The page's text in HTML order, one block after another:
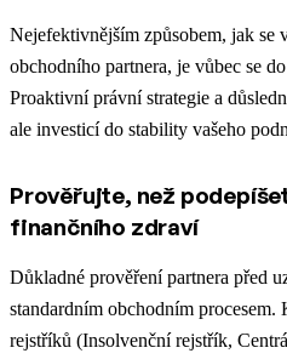
Nejefektivnějším způsobem, jak se
obchodního partnera, je vůbec se
Proaktivní právní strategie a
ale investicí do stability vašeho
Prověřujte, než
finančního zdraví
Důkladné prověření partnera před
standardním obchodním
rejstříků (Insolvenční rejstřík,